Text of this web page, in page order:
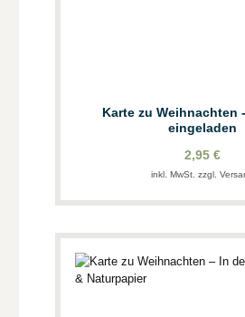
Karte zu Weihnachten
eingeladen
2,95 €
inkl. MwSt. zzgl.